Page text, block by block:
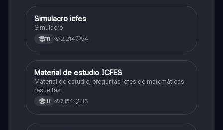
ICFES: Lectura Crítica
Simulacro icfes
Simulacro
11 2,214 54
ICFES: Matemáticas
Material de estudio ICFES
Material de estudio, preguntas icfes de matemáticas
resueltas
11 7,154 113